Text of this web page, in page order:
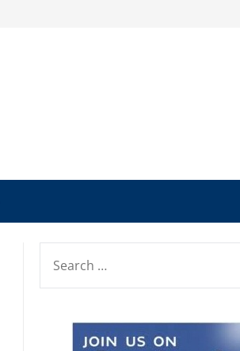
FOR: